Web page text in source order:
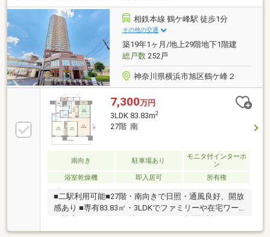
績 これまで蓄積されたノウハウ・圧倒的な情報力
で、 ポータルサイト未掲載の物件もご紹介可能で
す。 ご購入・ご売却・お買替え全てをサポート♪■東
宝ハウスフィナンシャル 不動産仲介業初の住信SBI
ネット銀行支店。 金利と保障が更に充実したオリジ
ナル住宅ローン！
相鉄本線 鶴ケ峰駅 徒歩1分
その他の交通
築19年1ヶ月/地上29階地下1階建
総戸数252戸
神奈川県横浜市旭区鶴ケ峰２
7,300万円
3LDK 83.83m2
27階 南
南向き 駐車場あり
モニタ付インターホ
ン
浴室乾燥機
即入居可 所有権
■二駅利用可能■27階・南向きで日照・通風良好、開放
感あり ■専有83.83㎡・3LDKでファミリーや在宅ワー
飼育可(飼育細則有)■独立型キッチン（3口コンロ・デ